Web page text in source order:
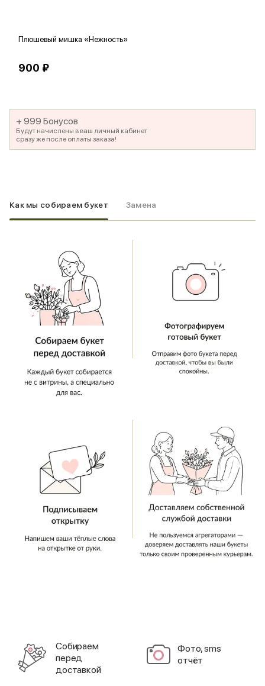
Плюшевый мишка «Нежность»
900 ₽
+ 999 Бонусов
Будут начислены в ваш личный кабинет
сразу же после оплаты заказа!
Как мы собираем букет Замена
Cобираем
перед
доставкой
Фото, sms
отчёт